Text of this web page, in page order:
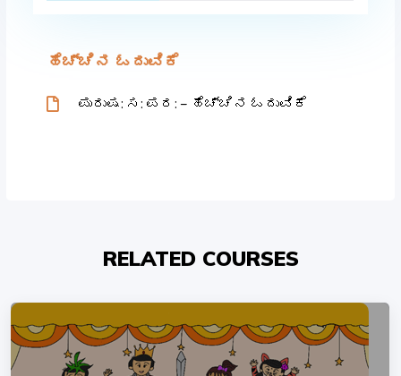
ಹೆಚ್ಚಿನ ಓದುವಿಕೆ
ಪುರುಷ: ಸ: ಪರ: – ಹೆಚ್ಚಿನ ಓದುವಿಕೆ
RELATED COURSES